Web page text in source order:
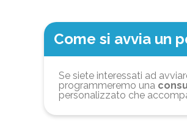
Come si avvia un
Se siete interessati ad
programmeremo una
personalizzato che